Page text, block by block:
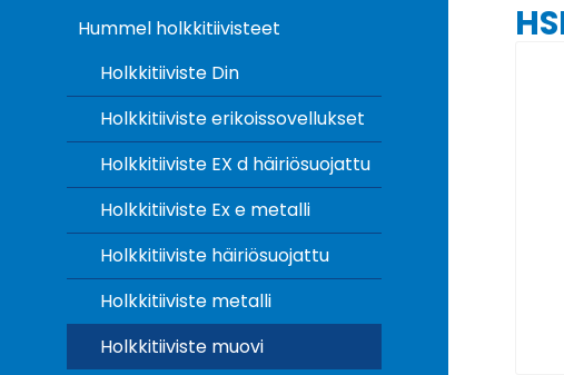
Hummel holkkitiivisteet
Holkkitiiviste Din
Holkkitiiviste erikoissovellukset
Holkkitiiviste EX d häiriösuojattu
Holkkitiiviste Ex e metalli
Holkkitiiviste häiriösuojattu
Holkkitiiviste metalli
Holkkitiiviste muovi